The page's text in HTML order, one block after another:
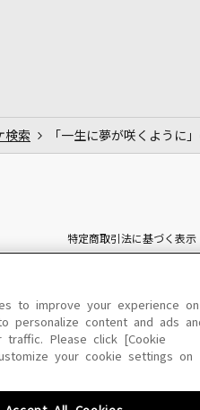
検索 「一生に夢が咲くように
特定商取引法に基づく表示
このサイトに掲載されて
to improve your experience on
personalize content and ads
traffic. Please click [Cookie
your cookie settings on